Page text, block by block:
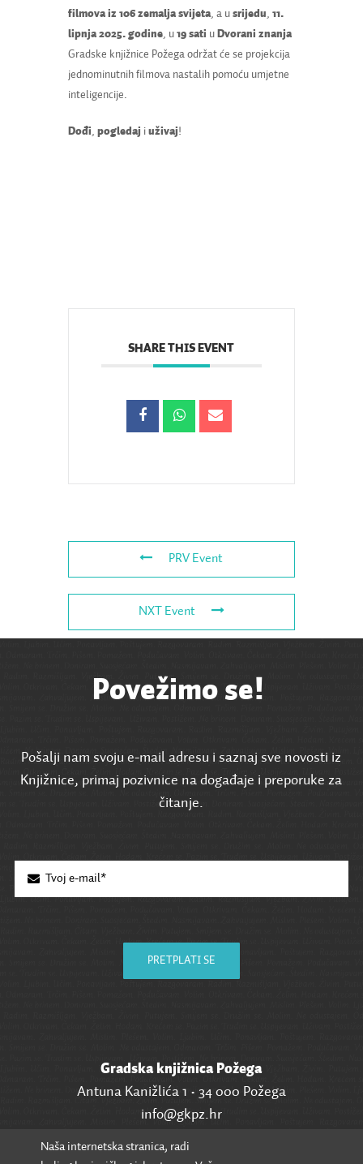
filmova iz 106 zemalja svijeta, a u srijedu, 11.
lipnja 2025. godine, u 19 sati u Dvorani znanja
Gradske knjižnice Požega održat će se projekcija
jednominutnih filmova nastalih pomoću umjetne
inteligencije.
Dođi, pogledaj i uživaj!
SHARE THIS EVENT
PRV Event
NXT Event
Povežimo se!
Pošalji nam svoju e-mail adresu i saznaj sve novosti iz
Knjižnice, primaj pozivnice na događaje i preporuke za
čitanje.
PRETPLATI SE
Gradska knjižnica Požega
Antuna Kanižlića 1 • 34 000 Požega
info@gkpz.hr
SVI KONTAKTI
Naša internetska stranica, radi